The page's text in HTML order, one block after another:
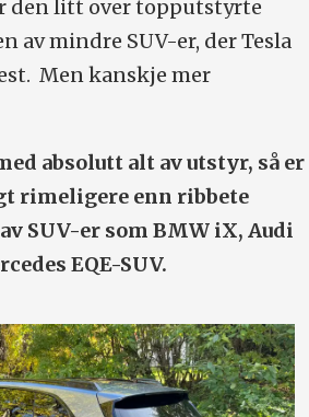
den litt over topputstyrte
av mindre SUV-er, der Tesla
Men kanskje mer
absolutt alt av utstyr, så er
rimeligere enn ribbete
SUV-er som BMW iX, Audi
EQE-SUV.